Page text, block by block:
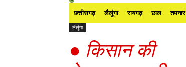
छत्तीसगढ़ लैलूंगा रायगढ़ छाल तमनार
लैलूंगा
● किसान की